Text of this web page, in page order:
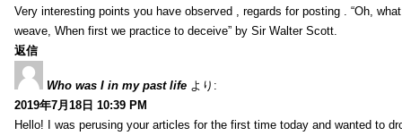
Very interesting points you have observed , regards for posting . “Oh,
weave, When first we practice to deceive” by Sir Walter Scott.
返信
Who was I in my past life より:
2019年7月18日 10:39 PM
Hello! I was perusing your articles for the first time today and wanted to